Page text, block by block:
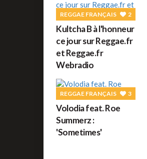
REGGAE FRANÇAIS 2
Kultcha B à l'honneur
ce jour sur Reggae.fr
et Reggae.fr
Webradio
REGGAE FRANÇAIS 3
Volodia feat. Roe
Summerz :
'Sometimes'